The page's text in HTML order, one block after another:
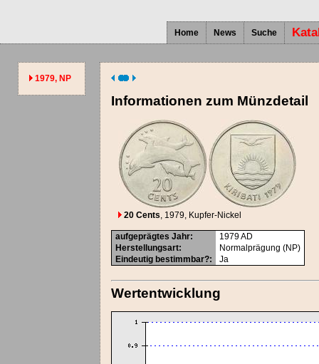
Home News Suche
1979, NP
Informationen zum Münzdetail
20 Cents, 1979, Kupfer-Nickel
aufgeprägtes Jahr: 1979AD
Herstellungsart:
Normalprägung (NP)
Eindeutig bestimmbar?: Ja
Wertentwicklung